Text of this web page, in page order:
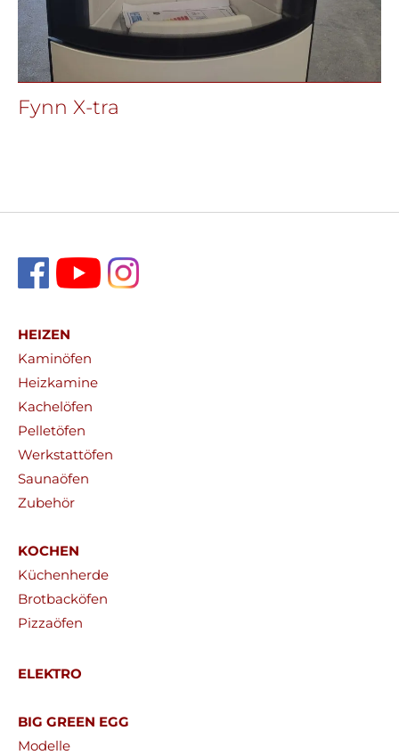
Fynn X-tra
HEIZEN
Kaminöfen
Heizkamine
Kachelöfen
Pelletöfen
Werkstattöfen
Saunaöfen
Zubehör
KOCHEN
Küchenherde
Brotbacköfen
Pizzaöfen
ELEKTRO
BIG GREEN EGG
Modelle